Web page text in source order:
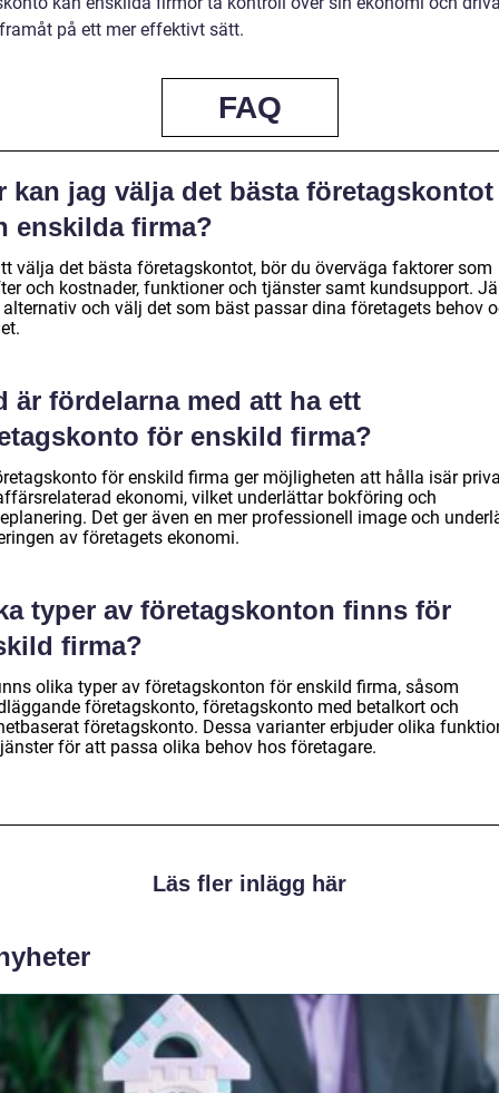
på ett mer effektivt sätt.
FAQ
kan jag välja det bästa
enskilda firma?
välja det bästa företagskontot, bör du överväga faktorer som
och kostnader, funktioner och tjänster samt kundsupport.
och välj det som bäst passar dina företagets behov
är fördelarna med att ha ett
för enskild firma?
för enskild firma ger möjligheten att hålla isär
ekonomi, vilket underlättar bokföring och
Det ger även en mer professionell image och
av företagets ekonomi.
typer av företagskonton finns för
firma?
olika typer av företagskonton för enskild firma, såsom
företagskonto, företagskonto med betalkort och
företagskonto. Dessa varianter erbjuder olika
för att passa olika behov hos företagare.
Läs fler inlägg här